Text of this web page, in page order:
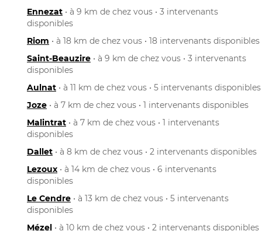
Ennezat • à 9 km de chez vous • 3 intervenants
disponibles
Riom • à 18 km de chez vous • 18 intervenants disponibles
Saint-Beauzire • à 9 km de chez vous • 3 intervenants
disponibles
Aulnat • à 11 km de chez vous • 5 intervenants disponibles
Joze • à 7 km de chez vous • 1 intervenants disponibles
Malintrat • à 7 km de chez vous • 1 intervenants
disponibles
Dallet • à 8 km de chez vous • 2 intervenants disponibles
Lezoux • à 14 km de chez vous • 6 intervenants
disponibles
Le Cendre • à 13 km de chez vous • 5 intervenants
disponibles
Mézel • à 10 km de chez vous • 2 intervenants disponibles